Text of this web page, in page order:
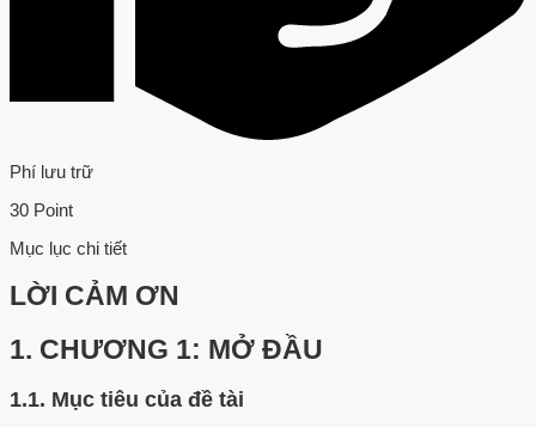
Phí lưu trữ
30 Point
Mục lục chi tiết
LỜI CẢM ƠN
1. CHƯƠNG 1: MỞ ĐẦU
1.1. Mục tiêu của đề tài